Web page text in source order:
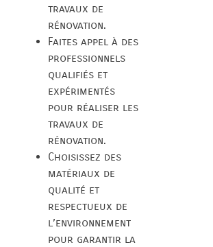
travaux de
rénovation.
Faites appel à des
professionnels
qualifiés et
expérimentés
pour réaliser les
travaux de
rénovation.
Choisissez des
matériaux de
qualité et
respectueux de
l’environnement
pour garantir la